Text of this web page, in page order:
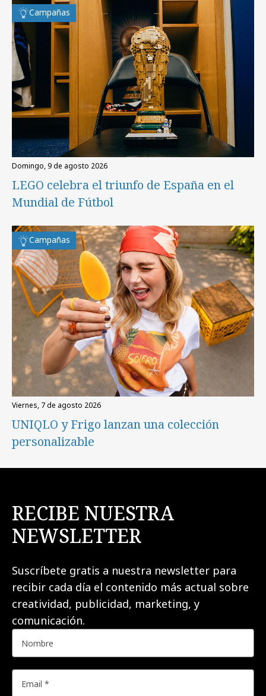
Campañas
domingo, 9 de agosto 2026
LEGO celebra el triunfo de España en el
Mundial de Fútbol
Campañas
viernes, 7 de agosto 2026
UNIQLO y Frigo lanzan una colección
personalizable
RECIBE NUESTRA
NEWSLETTER
Suscríbete gratis a nuestra newsletter para
recibir cada día el contenido más actual sobre
creatividad, publicidad, marketing, y
comunicación.